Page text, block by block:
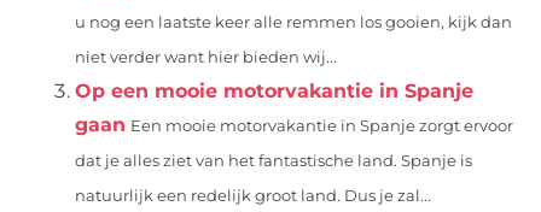
u nog een laatste keer alle remmen los gooien, kijk dan
niet verder want hier bieden wij...
Op een mooie motorvakantie in Spanje
gaan Een mooie motorvakantie in Spanje zorgt ervoor
dat je alles ziet van het fantastische land. Spanje is
natuurlijk een redelijk groot land. Dus je zal...